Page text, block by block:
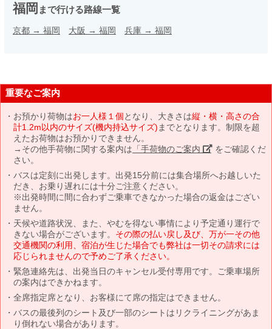
福岡 まで行ける路線一覧
京都 → 福岡 大阪 → 福岡 兵庫 → 福岡
重要なご案内
お預かり荷物はお一人様１個となり、大きさは縦・横・高さの合
計1.2m以内のサイズ(機内持込サイズ) までとなります。制限を超
えたお荷物はお預かりできません。
→その他手荷物に関する案内は 「手荷物のご案内」 をご確認くだ
さい。
バスは定刻に出発します。出発15分前には集合場所へお越しいた
だき、お乗り遅れには十分ご注意ください。
※出発時間に間に合わずご乗車できなかった場合の返金はござい
ません。
天候や道路状況、また、やむを得ない事情により予定通り運行で
きない場合がございます。 その際の払い戻し及び、万が一その他
交通機関の利用、宿泊が生じた場合でも弊社は一切その請求には
応じられませんので予めご了承ください。
緊急連絡先は、出発当日のキャンセル受付専用です。ご乗車場所
の案内はできかねます。
全席指定席となり、お客様にて席の指定はできません。
バスの最後列のシート及び一部のシートはリクライニングがあま
り倒れない場合があります。